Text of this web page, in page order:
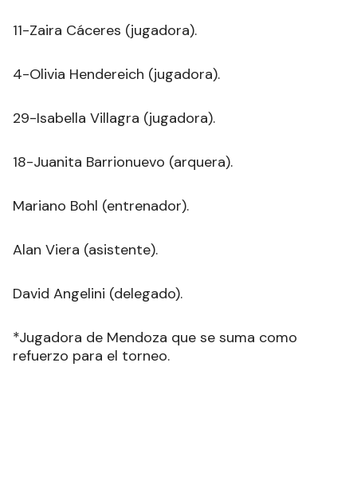
11-Zaira Cáceres (jugadora).
4-Olivia Hendereich (jugadora).
29-Isabella Villagra (jugadora).
18-Juanita Barrionuevo (arquera).
Mariano Bohl (entrenador).
Alan Viera (asistente).
David Angelini (delegado).
*Jugadora de Mendoza que se suma como
refuerzo para el torneo.